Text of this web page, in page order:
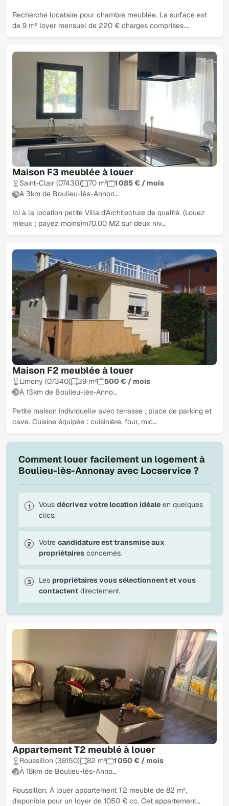
Recherche locataire pour chambre meublée. La surface est
de 9 m² loyer mensuel de 220 € charges comprises.…
Maison F3 meublée à louer
Saint-Clair (07430) 70 m²
1 085 € / mois
À 3km de Boulieu-lès-Annon…
Ici à la location petite Villa d'Architecture de qualité. (Louez
mieux ; payez moins)rn70.00 M2 sur deux niv…
Maison F2 meublée à louer
Limony (07340) 39 m²
500 € / mois
À 13km de Boulieu-lès-Anno…
Petite maison individuelle avec terrasse , place de parking et
cave. Cuisine équipée : cuisinière, four, mic…
Appartement T2 meublé à louer
Roussillon (38150) 82 m²
1 050 € / mois
À 18km de Boulieu-lès-Anno…
Roussillon. À louer appartement T2 meublé de 82 m²,
disponible pour un loyer de 1050 € cc. Cet appartement…
Comment louer facilement un logement à
Boulieu-lès-Annonay avec Locservice ?
Vous décrivez votre location idéale en quelques
clics.
Votre candidature est transmise aux
propriétaires concernés.
Les propriétaires vous sélectionnent et vous
contactent directement.